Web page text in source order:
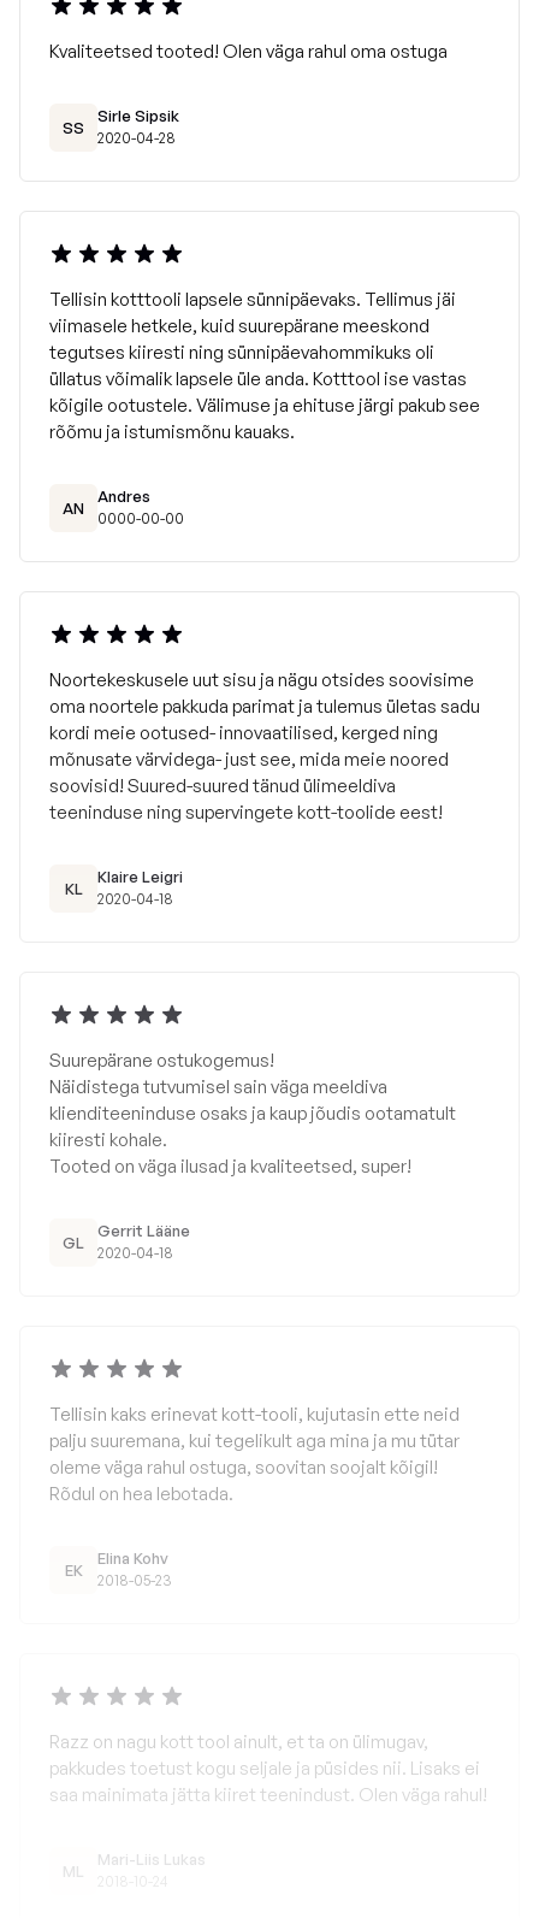
Kvaliteetsed tooted! Olen väga rahul oma ostuga
SS
Sirle Sipsik
2020-04-28
Tellisin kotttooli lapsele sünnipäevaks. Tellimus jäi
viimasele hetkele, kuid suurepärane meeskond
tegutses kiiresti ning sünnipäevahommikuks oli
üllatus võimalik lapsele üle anda. Kotttool ise vastas
kõigile ootustele. Välimuse ja ehituse järgi pakub see
rõõmu ja istumismõnu kauaks.
AN
Andres
0000-00-00
Noortekeskusele uut sisu ja nägu otsides soovisime
oma noortele pakkuda parimat ja tulemus ületas sadu
kordi meie ootused- innovaatilised, kerged ning
mõnusate värvidega- just see, mida meie noored
soovisid! Suured-suured tänud ülimeeldiva
teeninduse ning supervingete kott-toolide eest!
KL
Klaire Leigri
2020-04-18
Suurepärane ostukogemus!
Näidistega tutvumisel sain väga meeldiva
klienditeeninduse osaks ja kaup jõudis ootamatult
kiiresti kohale.
Tooted on väga ilusad ja kvaliteetsed, super!
GL
Gerrit Lääne
2020-04-18
Tellisin kaks erinevat kott-tooli, kujutasin ette neid
palju suuremana, kui tegelikult aga mina ja mu tütar
oleme väga rahul ostuga, soovitan soojalt kõigil!
Rõdul on hea lebotada.
EK
Elina Kohv
2018-05-23
Razz on nagu kott tool ainult, et ta on ülimugav,
pakkudes toetust kogu seljale ja püsides nii. Lisaks ei
saa mainimata jätta kiiret teenindust. Olen väga rahul!
ML
Mari-Liis Lukas